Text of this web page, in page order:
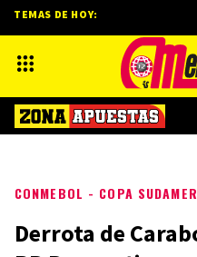
CONMEBOL - COPA
Derrota de
TEMAS DE HOY: